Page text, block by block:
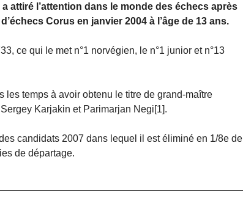
attiré l’attention dans le monde des échecs après
Corus en janvier 2004 à l’âge de 13 ans.
ce qui le met n°1 norvégien, le n°1 junior et n°13
les temps à avoir obtenu le titre de grand-maître
Karjakin et Parimarjan Negi[1].
candidats 2007 dans lequel il est éliminé en 1/8e de
de départage.